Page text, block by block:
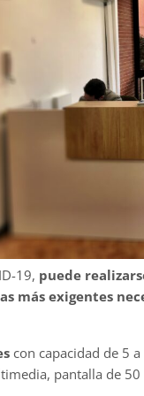
19, puede
más exigentes
con capacidad de 5
pantalla de